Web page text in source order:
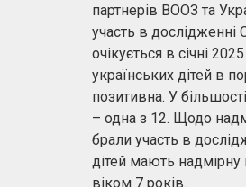
партнерів ВООЗ та
участь в дослідженні
очікується в січні
українських дітей в
позитивна. У
– одна з 12. Щодо
брали участь в
дітей мають надмірну
віком 7 років.